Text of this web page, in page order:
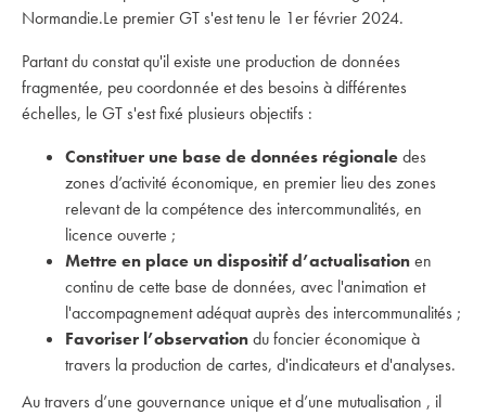
Normandie.Le premier GT s'est tenu le 1er février 2024.
Partant du constat qu'il existe une production de données
fragmentée, peu coordonnée et des besoins à différentes
échelles, le GT s'est fixé plusieurs objectifs :
Constituer une base de données régionaledes
zones d’activité économique, en premier lieu des zones
relevant de la compétence des intercommunalités, en
licence ouverte ;
Mettre en place un dispositif d’actualisationen
continu de cette base de données, avec l'animation et
l'accompagnement adéquat auprès des intercommunalités ;
Favoriser l’observationdu foncier économique à
travers la production de cartes, d'indicateurs et d'analyses.
Au travers d’une gouvernance unique et d’une mutualisation , il